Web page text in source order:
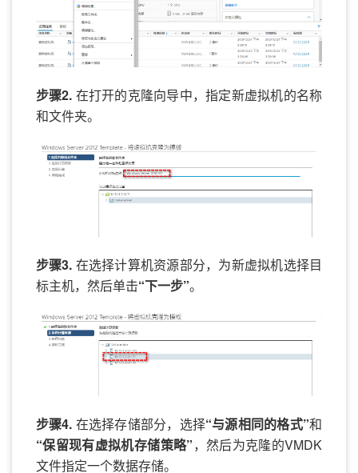
步骤2. 在打开的克隆向导中，指定新虚拟机的名称
和文件夹。
步骤3. 在选择计算机资源部分，为新虚拟机选择目
标主机，然后单击“下一步”。
步骤4. 在选择存储部分，选择“与源相同的格式”和
“保留现有虚拟机存储策略”，然后为克隆的VMDK
文件指定一个数据存储。